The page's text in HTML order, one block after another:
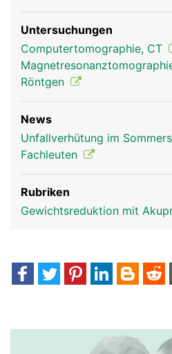
Untersuchungen
Computertomographie, CT
Röntgen
News
Unfallverhütung im
Fachleuten
Rubriken
Gewichtsreduktion mit